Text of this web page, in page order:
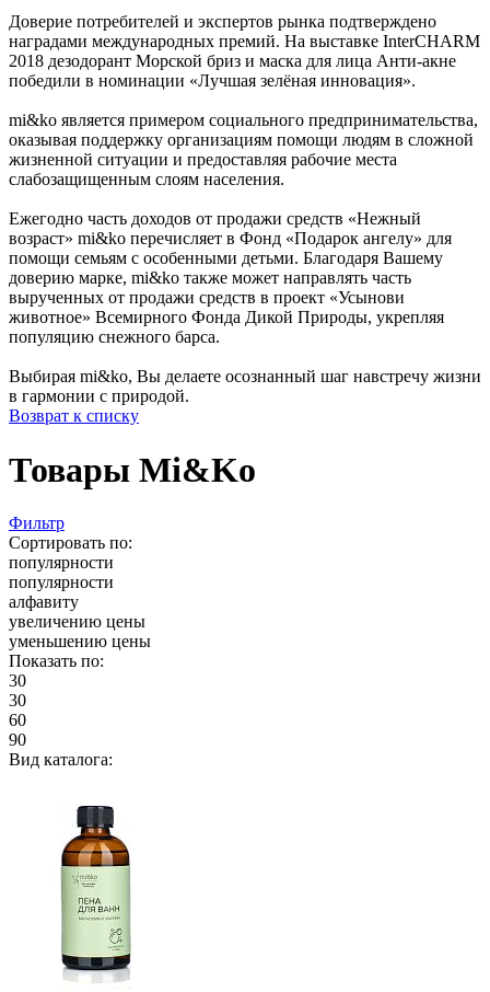
Доверие потребителей и экспертов рынка подтверждено
наградами международных премий. На выставке InterCHARM
2018 дезодорант Морской бриз и маска для лица Анти-акне
победили в номинации «Лучшая зелёная инновация».
mi&ko является примером социального предпринимательства,
оказывая поддержку организациям помощи людям в сложной
жизненной ситуации и предоставляя рабочие места
слабозащищенным слоям населения.
Ежегодно часть доходов от продажи средств «Нежный
возраст» mi&ko перечисляет в Фонд «Подарок ангелу» для
помощи семьям с особенными детьми. Благодаря Вашему
доверию марке, mi&ko также может направлять часть
вырученных от продажи средств в проект «Усынови
животное» Всемирного Фонда Дикой Природы, укрепляя
популяцию снежного барса.
Выбирая mi&ko, Вы делаете осознанный шаг навстречу жизни
в гармонии с природой.
Возврат к списку
Товары Mi&Ko
Фильтр
Сортировать по:
популярности
популярности
алфавиту
увеличению цены
уменьшению цены
Показать по:
30
30
60
90
Вид каталога: